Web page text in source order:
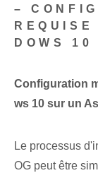
–
DOWS 10
Configuration
ws 10 sur un
Le ⁢processus
OG peut‌ être